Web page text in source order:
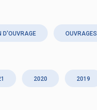
D'OUVRAGE OUVRAGES
2020 2019